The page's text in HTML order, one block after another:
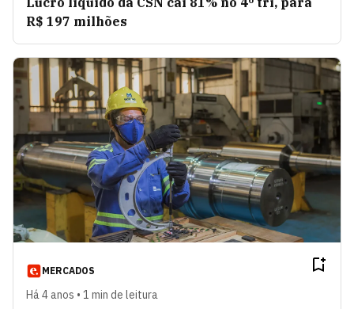
R$ 197 milhões
MERCADOS
Há 4 anos • 1 min de leitura